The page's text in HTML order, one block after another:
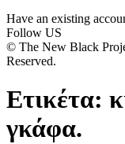
Have an existing
Follow US
© The New Black
Reserved.
Ετικέτα:
γκάφα.